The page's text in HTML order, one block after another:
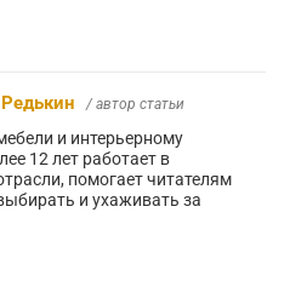
/ автор статьи
и интерьерному
12 лет работает в
помогает читателям
и ухаживать за